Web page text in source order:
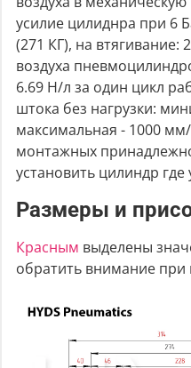
усилие цилиднра при 6
(271 КГ), на втягивание:
воздуха
6.69 Н/л за один цикл
штока без нагрузки:
максимальная - 1000
монтажных
установить цилиндр где
Размеры и
Красным выделены
обратить внимание